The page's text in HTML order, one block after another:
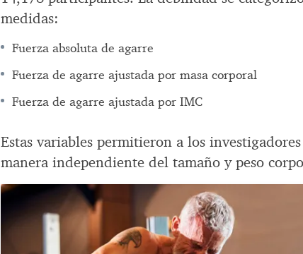
medidas:
Fuerza absoluta de agarre
Fuerza de agarre ajustada por masa corporal
Fuerza de agarre ajustada por IMC
Estas variables permitieron a los
manera independiente del tamaño y peso